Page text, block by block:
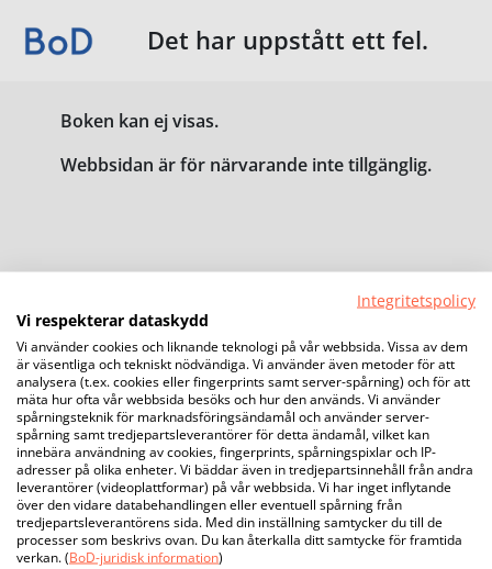
Det har uppstått ett fel.
Boken kan ej visas.
Webbsidan är för närvarande inte tillgänglig.
Integritetspolicy
Vi respekterar dataskydd
Vi använder cookies och liknande teknologi på vår webbsida. Vissa av dem
är väsentliga och tekniskt nödvändiga. Vi använder även metoder för att
analysera (t.ex. cookies eller fingerprints samt server-spårning) och för att
mäta hur ofta vår webbsida besöks och hur den används. Vi använder
spårningsteknik för marknadsföringsändamål och använder server-
spårning samt tredjepartsleverantörer för detta ändamål, vilket kan
innebära användning av cookies, fingerprints, spårningspixlar och IP-
adresser på olika enheter. Vi bäddar även in tredjepartsinnehåll från andra
leverantörer (videoplattformar) på vår webbsida. Vi har inget inflytande
över den vidare databehandlingen eller eventuell spårning från
tredjepartsleverantörens sida. Med din inställning samtycker du till de
processer som beskrivs ovan. Du kan återkalla ditt samtycke för framtida
verkan. (BoD-juridisk information)